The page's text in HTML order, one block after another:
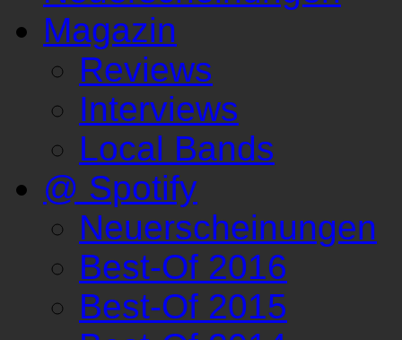
Magazin
Reviews
Interviews
Local Bands
@ Spotify
Neuerscheinungen
Best-Of 2016
Best-Of 2015